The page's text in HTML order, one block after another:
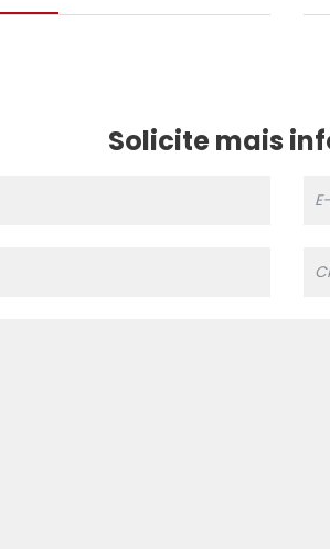
Solicite mais